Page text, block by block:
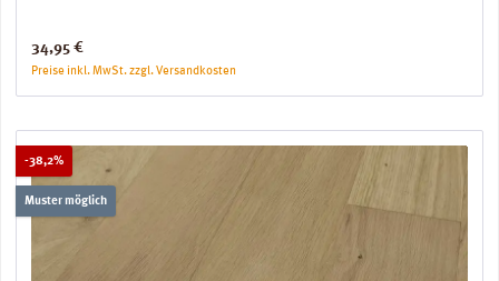
Regulärer Preis:
34,95 €
Preise inkl. MwSt. zzgl. Versandkosten
-38,2%Rabatt
Muster möglich